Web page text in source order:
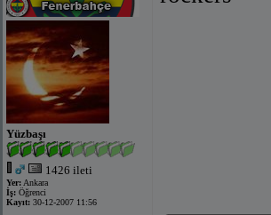
Yüzbaşı
1426 ileti
Yer: Ankara
İş: Öğrenci
Kayıt: 30-12-2007 11:56